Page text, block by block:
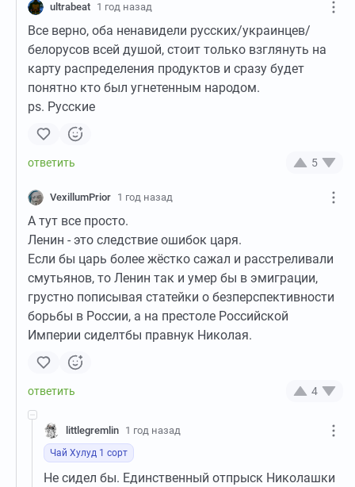
ultrabeat 1 год назад
Все верно, оба ненавидели русских/украинцев/
белорусов всей душой, стоит только взглянуть на
карту распределения продуктов и сразу будет
понятно кто был угнетенным народом.
ps. Русские
5
VexillumPrior 1 год назад
А тут все просто.
Ленин - это следствие ошибок царя.
Если бы царь более жёстко сажал и расстреливали
смутьянов, то Ленин так и умер бы в эмиграции,
грустно пописывая статейки о безперспективности
борьбы в России, а на престоле Российской
Империи сиделтбы правнук Николая.
4
littlegremlin 1 год назад
Чай Хулуд 1 сорт
Не сидел бы. Единственный отпрыск Николашки